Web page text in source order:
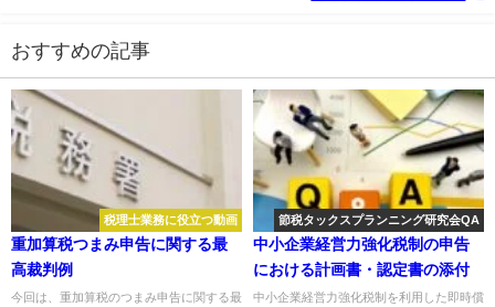
おすすめの記事
税理士業務に役立つ動画
重加算税つまみ申告に関する最
高裁判例
今回は、重加算税のつまみ申告に関する最
節税タックスプランニング研究会QA
中小企業経営力強化税制の申告
における計画書・認定書の添付
中小企業経営力強化税制を利用した即時償